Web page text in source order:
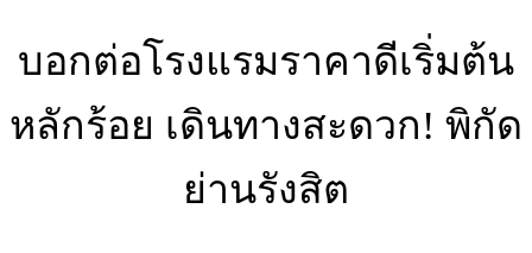
บอกต่อโรงแรมราคาดีเริ่มต้น
หลักร้อย เดินทางสะดวก! พิกัด
ย่านรังสิต